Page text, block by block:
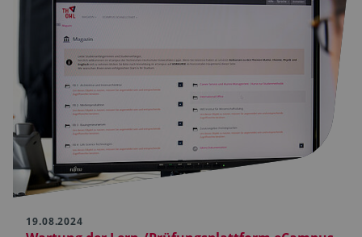
19.08.2024